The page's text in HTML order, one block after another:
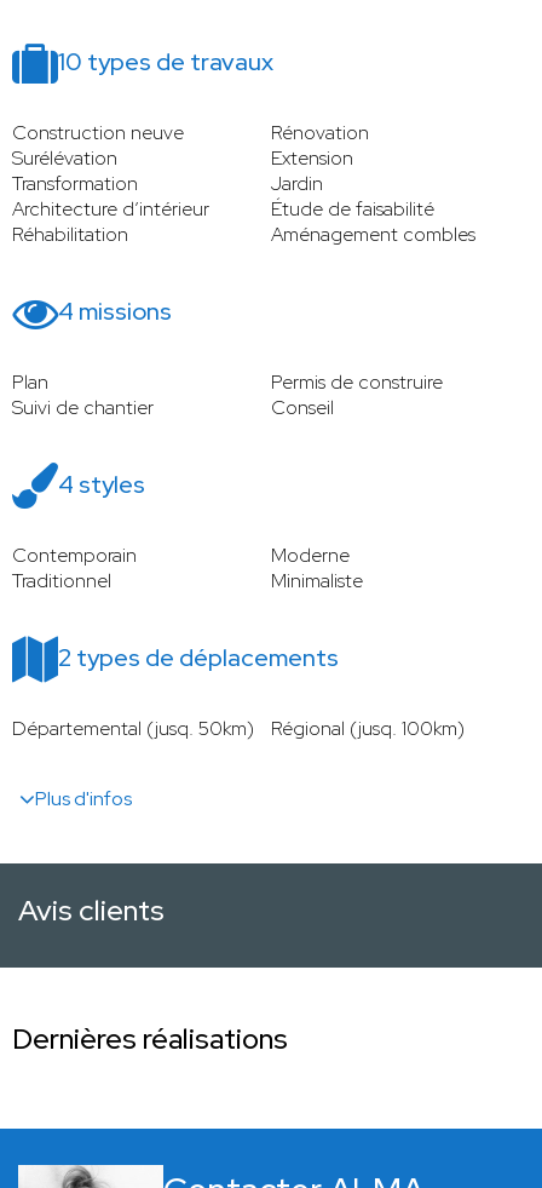
10 types de travaux
Construction neuve
Rénovation
Surélévation
Extension
Transformation
Jardin
Architecture d’intérieur
Étude de faisabilité
Réhabilitation
Aménagement combles
4 missions
Plan
Permis de construire
Suivi de chantier
Conseil
4 styles
Contemporain
Moderne
Traditionnel
Minimaliste
2 types de déplacements
Départemental (jusq. 50km) Régional (jusq. 100km)
Plus d'infos
Avis clients
Dernières réalisations